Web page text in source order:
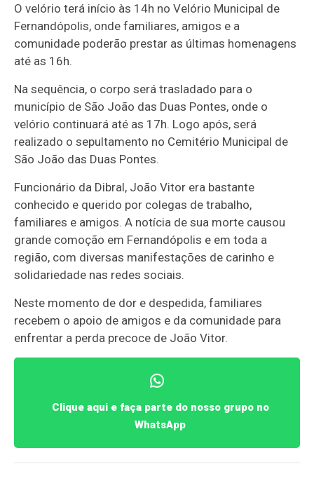
O velório terá início às 14h no Velório Municipal de
Fernandópolis, onde familiares, amigos e a
comunidade poderão prestar as últimas homenagens
até as 16h.
Na sequência, o corpo será trasladado para o
município de São João das Duas Pontes, onde o
velório continuará até as 17h. Logo após, será
realizado o sepultamento no Cemitério Municipal de
São João das Duas Pontes.
Funcionário da Dibral, João Vitor era bastante
conhecido e querido por colegas de trabalho,
familiares e amigos. A notícia de sua morte causou
grande comoção em Fernandópolis e em toda a
região, com diversas manifestações de carinho e
solidariedade nas redes sociais.
Neste momento de dor e despedida, familiares
recebem o apoio de amigos e da comunidade para
enfrentar a perda precoce de João Vitor.
Clique aqui e faça parte do nosso grupo no
WhatsApp